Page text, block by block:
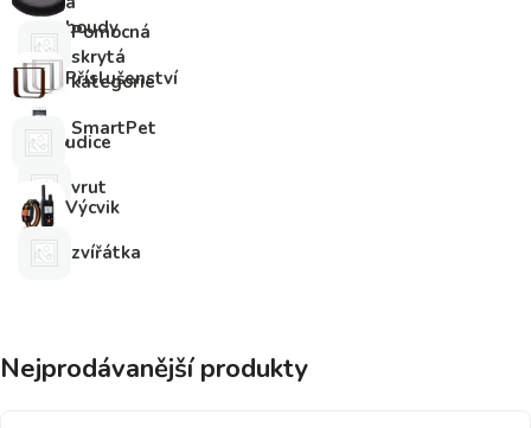
boudy
Pomocná
skrytá
kategorie
Příslušenství
SmartPet
udice
vrut
Výcvik
zvířátka
Nejprodávanější produkty